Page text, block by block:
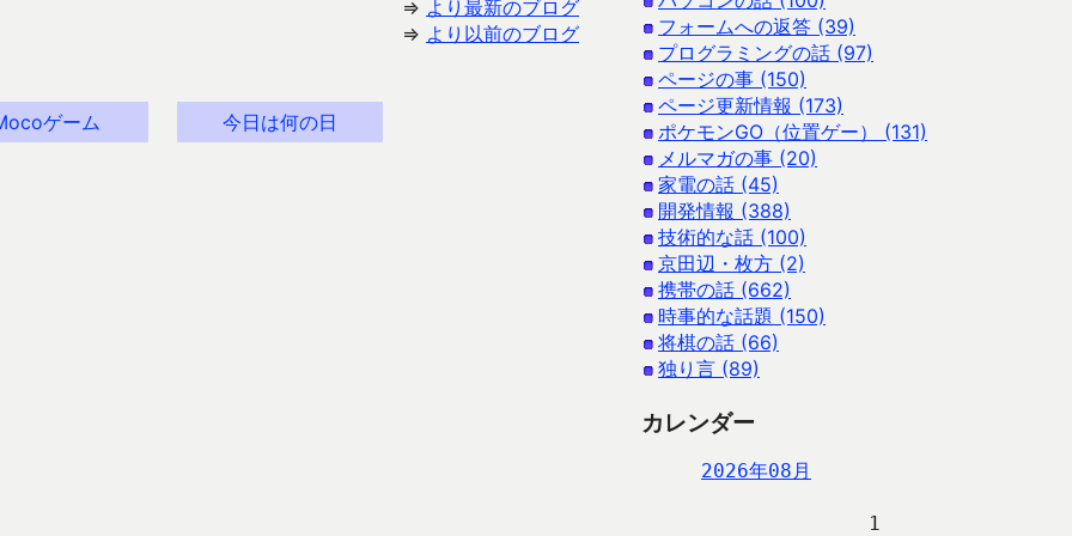
⇒ より最新のブログ
⇒ より以前のブログ
ゲーム 今日は何の日
フォームへの返答 (39)
プログラミングの話 (97)
ページの事 (150)
ページ更新情報 (173)
ポケモンGO（位置ゲー） (131)
メルマガの事 (20)
家電の話 (45)
開発情報 (388)
技術的な話 (100)
京田辺・枚方 (2)
携帯の話 (662)
時事的な話題 (150)
将棋の話 (66)
独り言 (89)
カレンダー
2026年08月
                   1